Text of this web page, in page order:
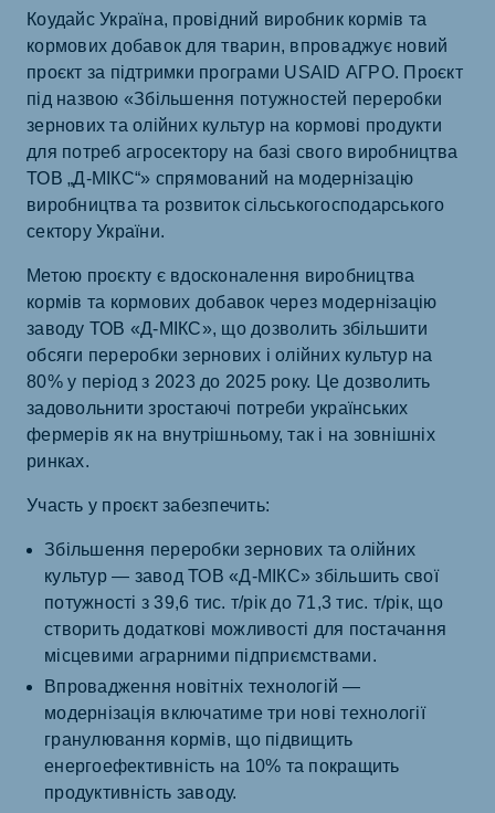
Коудайс Україна, провідний виробник кормів та
кормових добавок для тварин, впроваджує новий
проєкт за підтримки програми USAID АГРО. Проєкт
під назвою «Збільшення потужностей переробки
зернових та олійних культур на кормові продукти
для потреб агросектору на базі свого виробництва
ТОВ „Д-МІКС“» спрямований на модернізацію
виробництва та розвиток сільськогосподарського
сектору України.
Метою проєкту є вдосконалення виробництва
кормів та кормових добавок через модернізацію
заводу ТОВ «Д-МІКС», що дозволить збільшити
обсяги переробки зернових і олійних культур на
80% у період з 2023 до 2025 року. Це дозволить
задовольнити зростаючі потреби українських
фермерів як на внутрішньому, так і на зовнішніх
ринках.
Участь у проєкт забезпечить:
Збільшення переробки зернових та олійних
культур — завод ТОВ «Д-МІКС» збільшить свої
потужності з 39,6 тис. т/рік до 71,3 тис. т/рік, що
створить додаткові можливості для постачання
місцевими аграрними підприємствами.
Впровадження новітніх технологій —
модернізація включатиме три нові технології
гранулювання кормів, що підвищить
енергоефективність на 10% та покращить
продуктивність заводу.